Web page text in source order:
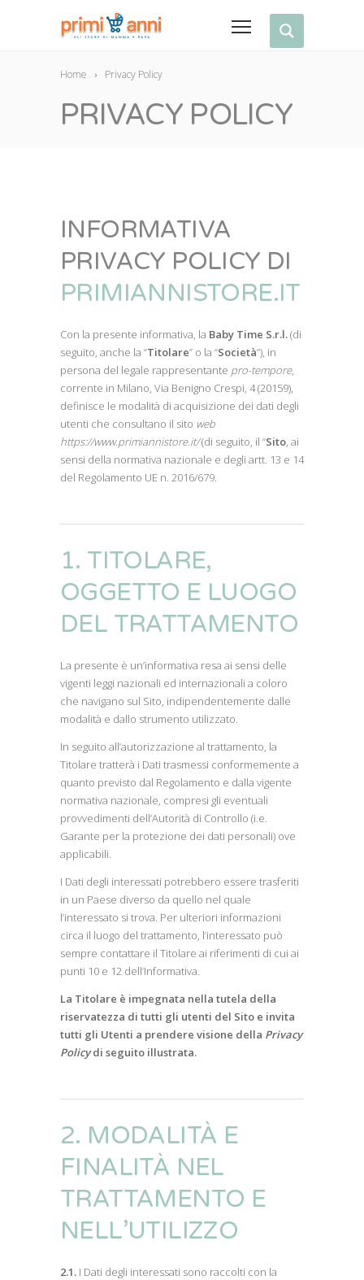
Home Privacy Policy
PRIVACY POLICY
INFORMATIVA
PRIVACY POLICY DI
PRIMIANNISTORE.IT
Con la presente informativa, la Baby Time S.r.l.(di
seguito, anche la “Titolare” o la “Società”), in
persona del legale rappresentante pro-tempore,
corrente in Milano, Via Benigno Crespi, 4 (20159),
definisce le modalità di acquisizione dei dati degli
utenti che consultano il sito web
https://www.primiannistore.it/(di seguito, il “Sito, ai
sensi della normativa nazionale e degli artt. 13 e 14
del Regolamento UE n. 2016/679.
1. TITOLARE,
OGGETTO E LUOGO
DEL TRATTAMENTO
La presente è un’informativa resa ai sensi delle
vigenti leggi nazionali ed internazionali a coloro
che navigano sul Sito, indipendentemente dalle
modalità e dallo strumento utilizzato.
In seguito all’autorizzazione al trattamento, la
Titolare tratterà i Dati trasmessi conformemente a
quanto previsto dal Regolamento e dalla vigente
normativa nazionale, compresi gli eventuali
provvedimenti dell’Autorità di Controllo (i.e.
Garante per la protezione dei dati personali) ove
applicabili.
I Dati degli interessati potrebbero essere trasferiti
in un Paese diverso da quello nel quale
l’interessato si trova. Per ulteriori informazioni
circa il luogo del trattamento, l’interessato può
sempre contattare il Titolare ai riferimenti di cui ai
punti 10 e 12 dell’Informativa.
La Titolare è impegnata nella tutela della
riservatezza di tutti gli utenti del Sito e invita
tutti gli Utenti a prendere visione della Privacy
Policydi seguito illustrata.
2. MODALITÀ E
FINALITÀ NEL
TRATTAMENTO E
NELL’UTILIZZO
2.1. I Dati degli interessati sono raccolti con la